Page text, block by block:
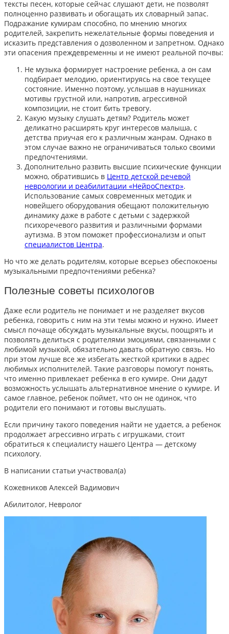
тексты песен, которые сейчас слушают дети, не позволят
полноценно развивать и обогащать их словарный запас.
Подражание кумирам способно, по мнению многих
родителей, закрепить нежелательные формы поведения и
исказить представления о дозволенном и запретном. Однако
эти опасения преждевременны и не имеют реальной почвы:
Не музыка формирует настроение ребенка, а он сам
подбирает мелодию, ориентируясь на свое текущее
состояние. Именно поэтому, услышав в наушниках
мотивы грустной или, напротив, агрессивной
композиции, не стоит бить тревогу.
Какую музыку слушать детям? Родитель может
деликатно расширять круг интересов малыша, с
детства приучая его к различным жанрам. Однако в
этом случае важно не ограничиваться только своими
предпочтениями.
Дополнительно развить высшие психические функции
можно, обратившись в Центр детской речевой
неврологии и реабилитации «НейроСпектр».
Использование самых современных методик и
новейшего оборудования обещают положительную
динамику даже в работе с детьми с задержкой
психоречевого развития и различными формами
аутизма. В этом поможет профессионализм и опыт
специалистов Центра.
Но что же делать родителям, которые всерьез обеспокоены
музыкальными предпочтениями ребенка?
Полезные советы психологов
Даже если родитель не понимает и не разделяет вкусов
ребенка, говорить с ним на эти темы можно и нужно. Имеет
смысл почаще обсуждать музыкальные вкусы, поощрять и
позволять делиться с родителями эмоциями, связанными с
любимой музыкой, обязательно давать обратную связь. Но
при этом лучше все же избегать жесткой критики в адрес
любимых исполнителей. Такие разговоры помогут понять,
что именно привлекает ребенка в его кумире. Они дадут
возможность услышать альтернативное мнение о кумире. И
самое главное, ребенок поймет, что он не одинок, что
родители его понимают и готовы выслушать.
Если причину такого поведения найти не удается, а ребенок
продолжает агрессивно играть с игрушками, стоит
обратиться к специалисту нашего Центра — детскому
психологу.
В написании статьи участвовал(а)
Кожевников Алексей Вадимович
Абилитолог, Невролог